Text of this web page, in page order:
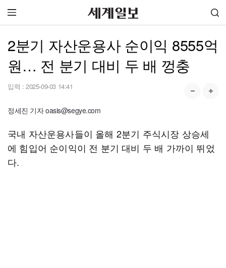
2분기 자산운용사 순이익 8555억
원… 전 분기 대비 두 배 껑충
입력 : 2025-09-03 14:41
정세진 기자 oasis@segye.com
국내 자산운용사들이 올해 2분기 주식시장 상승세
에 힘입어 순이익이 전 분기 대비 두 배 가까이 뛰었
다.